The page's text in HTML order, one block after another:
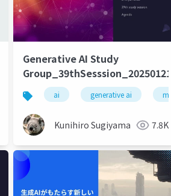
intelligence
learning deep learning
Generative AI Study
Group_39thSesssion_20250121
ai generative ai
Kunihiro Sugiyama 7.8K